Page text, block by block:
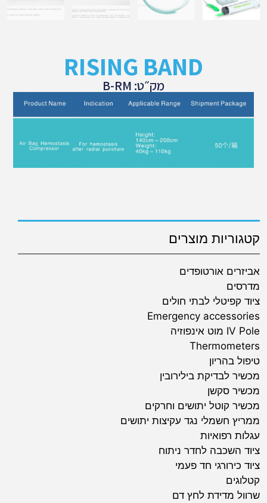
קטגוריות מוצרים
אביזרים אורטופדים
מדרסים
ציוד קפיטלי לבתי חולים
Emergency accessories
IV Pole מוט אינפוזיה
Thermometers
טיפול בהריון
מכשיר לבדיקת בילירובין
מכשיר סקשן
מכשיר קוטל יתושים וחרקים
ממריץ חשמלי נגד עקיצות יתושים
עגלות רפואיות
ציוד השכבה לחדר ניתוח
ציוד כירורגי חד פעמי
קטלוגים
שרוול מדידת לחץ דם
RISING BAND
מק״ט: B-RM